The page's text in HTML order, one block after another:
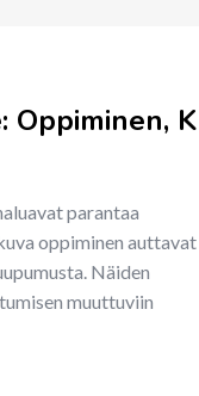
Oppiminen, K
parantaa
oppiminen auttavat
Näiden
muuttuviin